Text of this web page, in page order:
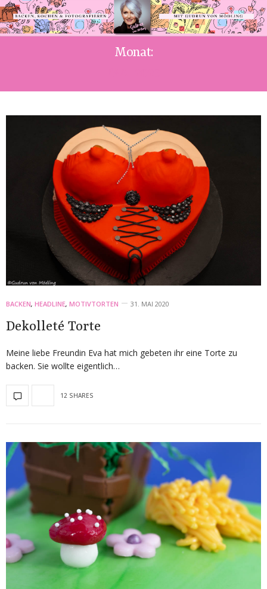
Monat:
BACKEN, HEADLINE, MOTIVTORTEN 31. MAI 2020
De­kolle­té Torte
Meine liebe Freundin Eva hat mich gebeten ihr eine Torte zu
backen. Sie wollte eigentlich…
12 SHARES